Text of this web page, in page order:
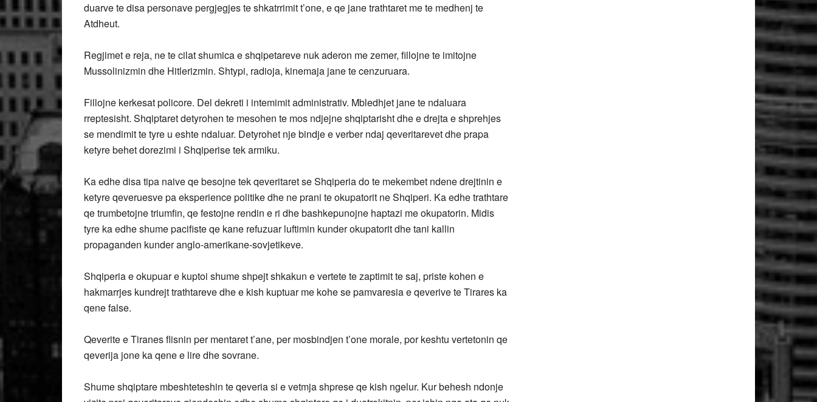
duarve te disa personave pergjegjes te shkatrrimit t’one, e qe jane trathtaret me te medhenj te
Atdheut.
Regjimet e reja, ne te cilat shumica e shqipetareve nuk aderon me zemer, fillojne te imitojne
Mussolinizmin dhe Hitlerizmin. Shtypi, radioja, kinemaja jane te cenzuruara.
Fillojne kerkesat policore. Del dekreti i intemimit administrativ. Mbledhjet jane te ndaluara
rreptesisht. Shqiptaret detyrohen te mesohen te mos ndjejne shqiptarisht dhe e drejta e shprehjes
se mendimit te tyre u eshte ndaluar. Detyrohet nje bindje e verber ndaj qeveritarevet dhe prapa
ketyre behet dorezimi i Shqiperise tek armiku.
Ka edhe disa tipa naive qe besojne tek qeveritaret se Shqiperia do te mekembet ndene drejtinin e
ketyre qeveruesve pa eksperience politike dhe ne prani te okupatorit ne Shqiperi. Ka edhe trathtare
qe trumbetojne triumfin, qe festojne rendin e ri dhe bashkepunojne haptazi me okupatorin. Midis
tyre ka edhe shume pacifiste qe kane refuzuar luftimin kunder okupatorit dhe tani kallin
propaganden kunder anglo-amerikane-sovjetikeve.
Shqiperia e okupuar e kuptoi shume shpejt shkakun e vertete te zaptimit te saj, priste kohen e
hakmarrjes kundrejt trathtareve dhe e kish kuptuar me kohe se pamvaresia e qeverive te Tirares ka
qene false.
Qeverite e Tiranes flisnin per mentaret t’ane, per mosbindjen t’one morale, por keshtu vertetonin qe
qeverija jone ka qene e lire dhe sovrane.
Shume shqiptare mbeshteteshin te qeveria si e vetmja shprese qe kish ngelur. Kur behesh ndonje